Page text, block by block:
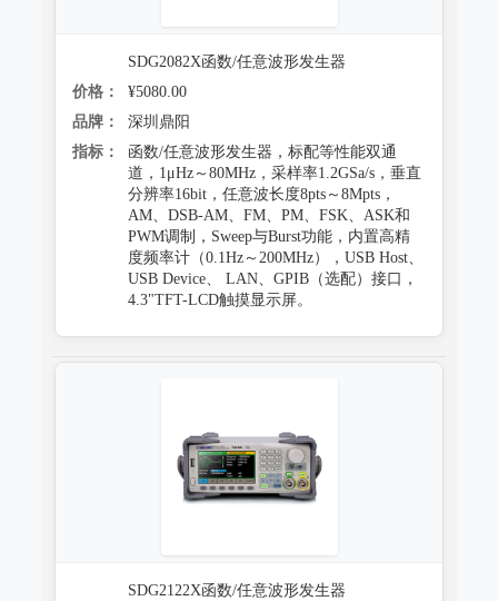
SDG2082X函数/任意波形发生器
价格：
¥5080.00
品牌：
深圳鼎阳
指标：
函数/任意波形发生器，标配等性能双通
道，1μHz～80MHz，采样率1.2GSa/s，垂直
分辨率16bit，任意波长度8pts～8Mpts，
AM、DSB-AM、FM、PM、FSK、ASK和
PWM调制，Sweep与Burst功能，内置高精
度频率计（0.1Hz～200MHz），USB Host、
USB Device、 LAN、GPIB（选配）接口，
4.3"TFT-LCD触摸显示屏。
SDG2122X函数/任意波形发生器